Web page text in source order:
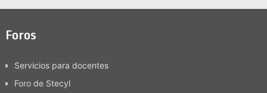
Foros
Servicios para docentes
Foro de Stecyl